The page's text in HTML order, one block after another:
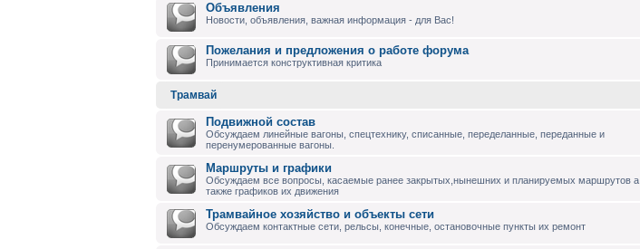
Объявления
Новости, объявления, важная информация - для Вас!
Пожелания и предложения о работе форума
Принимается конструктивная критика
Трамвай
Подвижной состав
Обсуждаем линейные вагоны, спецтехнику, списанные, переделанные, переданные и
перенумерованные вагоны.
Маршруты и графики
Обсуждаем все вопросы, касаемые ранее закрытых,нынешних и планируемых маршрутов а
также графиков их движения
Трамвайное хозяйство и объекты сети
Обсуждаем контактные сети, рельсы, конечные, остановочные пункты их ремонт